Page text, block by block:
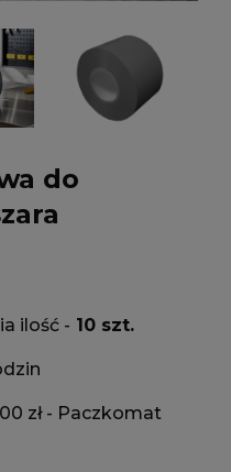
do
ilość - 10 szt.
zł - Paczkomat